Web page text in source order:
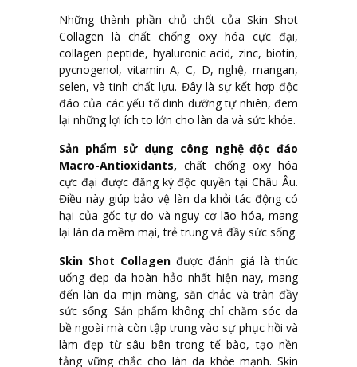
Những thành phần chủ chốt của Skin Shot
Collagen là chất chống oxy hóa cực đại,
collagen peptide, hyaluronic acid, zinc, biotin,
pycnogenol, vitamin A, C, D, nghệ, mangan,
selen, và tinh chất lựu. Đây là sự kết hợp độc
đáo của các yếu tố dinh dưỡng tự nhiên, đem
lại những lợi ích to lớn cho làn da và sức khỏe.
Sản phẩm sử dụng công nghệ độc đáo
Macro-Antioxidants, chất chống oxy hóa
cực đại được đăng ký độc quyền tại Châu Âu.
Điều này giúp bảo vệ làn da khỏi tác động có
hại của gốc tự do và nguy cơ lão hóa, mang
lại làn da mềm mại, trẻ trung và đầy sức sống.
Skin Shot Collagenđược đánh giá là thức
uống đẹp da hoàn hảo nhất hiện nay, mang
đến làn da mịn màng, săn chắc và tràn đầy
sức sống. Sản phẩm không chỉ chăm sóc da
bề ngoài mà còn tập trung vào sự phục hồi và
làm đẹp từ sâu bên trong tế bào, tạo nền
tảng vững chắc cho làn da khỏe mạnh. Skin